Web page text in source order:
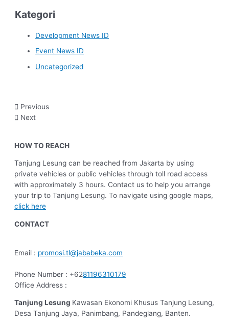
Kategori
Development News ID
Event News ID
Uncategorized
Previous
Next
HOW TO REACH
Tanjung Lesung can be reached from Jakarta by using
private vehicles or public vehicles through toll road access
with approximately 3 hours. Contact us to help you arrange
your trip to Tanjung Lesung. To navigate using google maps,
click here
CONTACT
Email : promosi.tl@jababeka.com
Phone Number : +6281196310179
Office Address :
Tanjung Lesung Kawasan Ekonomi Khusus Tanjung Lesung,
Desa Tanjung Jaya, Panimbang, Pandeglang, Banten.